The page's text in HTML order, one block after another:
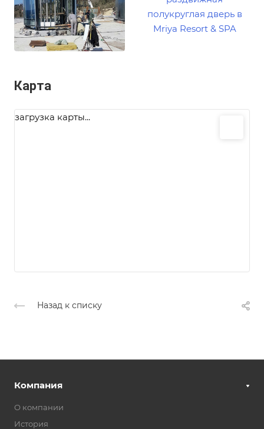
Карта
загрузка карты...
Назад к списку
Компания
О компании
История